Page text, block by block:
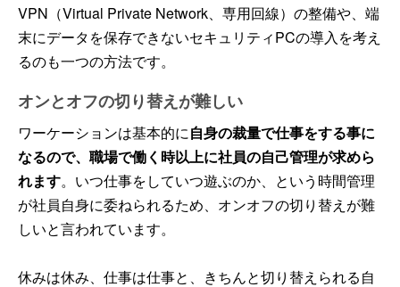
VPN（Virtual Private Network、専用回線）の整備や、端
末にデータを保存できないセキュリティPCの導入を考え
るのも一つの方法です。
オンとオフの切り替えが難しい
ワーケーションは基本的に自身の裁量で仕事をする事に
なるので、職場で働く時以上に社員の自己管理が求めら
れます。いつ仕事をしていつ遊ぶのか、という時間管理
が社員自身に委ねられるため、オンオフの切り替えが難
しいと言われています。
休みは休み、仕事は仕事と、きちんと切り替えられる自